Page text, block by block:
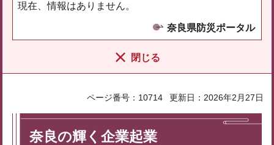
現在、情報はありません。
奈良県防災ポータル
閉じる
ページ番号：10714 更新日：2026年2月27日
奈良の輝く企業起業